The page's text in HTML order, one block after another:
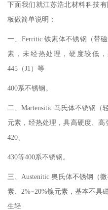
下面我们就江苏浩北材料科技
板做简单说明：
一、Ferritic 铁素体不锈钢（带
素，未经热处理，硬度较低，
445（J1）等
400系不锈钢。
二、Martensitic 马氏体不锈钢（
元素，经热处理，具高硬度、高
420、
430等400系不锈钢。
三、Austenitic 奥氏体不锈钢（
素、2%~20%镍元素，基本不具
生轻